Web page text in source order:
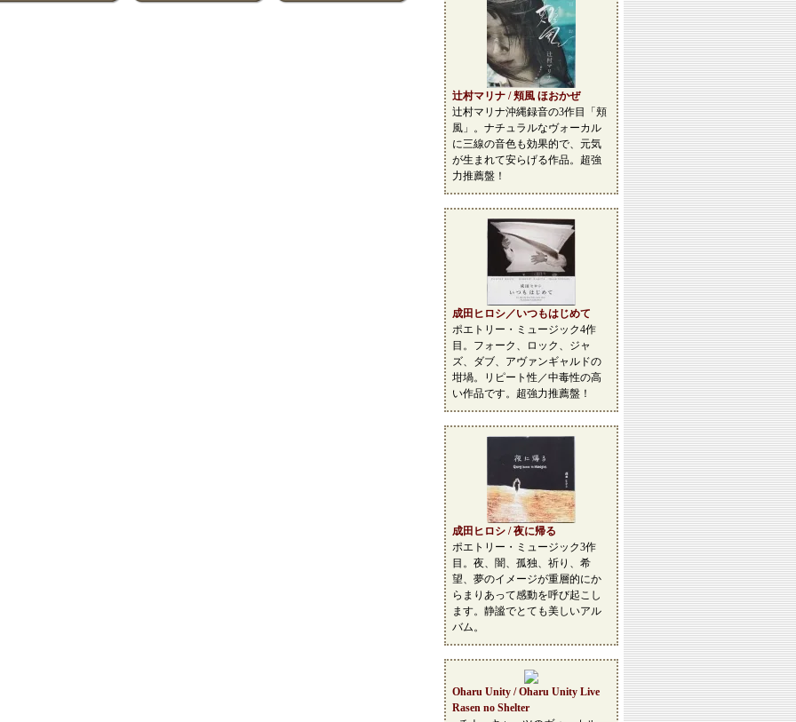
辻村マリナ / 頬風 ほおかぜ
辻村マリナ沖縄録音の3作目「頬
風」。ナチュラルなヴォーカル
に三線の音色も効果的で、元気
が生まれて安らげる作品。超強
力推薦盤！
成田ヒロシ／いつもはじめて
ポエトリー・ミュージック4作
目。フォーク、ロック、ジャ
ズ、ダブ、アヴァンギャルドの
坩堝。リピート性／中毒性の高
い作品です。超強力推薦盤！
成田ヒロシ / 夜に帰る
ポエトリー・ミュージック3作
目。夜、闇、孤独、祈り、希
望、夢のイメージが重層的にか
らまりあって感動を呼び起こし
ます。静謐でとても美しいアル
バム。
Oharu Unity / Oharu Unity Live
Rasen no Shelter